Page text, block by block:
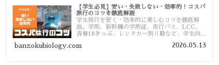
【学生必見】安い・失敗しない・効率的！コスパ
旅行のコツを徹底解説
学生旅行を安く・効率的に楽しむコツを徹底解
説。学割、新幹線の学割証、夜行バス、LCC、
青春18きっぷ、レンタカー割り勘など、学生向け
banzokubiology.com 2026.05.13